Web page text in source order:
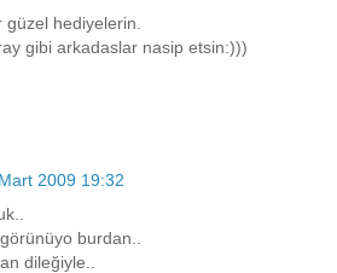
hediyelerin.
gibi arkadaslar nasip etsin:)))
2009 19:32
burdan..
dileğiyle..